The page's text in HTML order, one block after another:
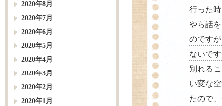
2020年8月
2020年7月
2020年6月
2020年5月
2020年4月
2020年3月
2020年2月
2020年1月
行った
やら話
のです
ないで
別れる
い変な
たので